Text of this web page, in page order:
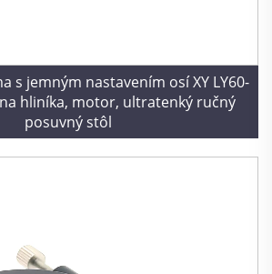
s jemným nastavením osí XY LY60-
hliníka, motor, ultratenký ručný
posuvný stôl